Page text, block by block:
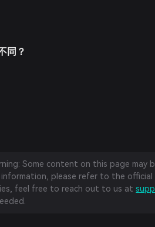
同？
Some content on this page
please refer to the
feel free to reach out to us at